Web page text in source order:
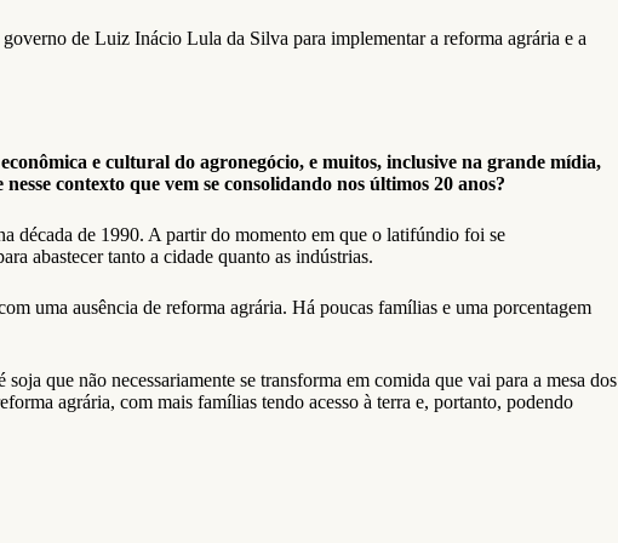
de Luiz Inácio Lula da Silva para implementar a reforma agrária e a
e cultural do agronegócio, e muitos, inclusive na grande mídia,
contexto que vem se consolidando nos últimos 20 anos?
década de 1990. A partir do momento em que o latifúndio foi se
abastecer tanto a cidade quanto as indústrias.
uma ausência de reforma agrária. Há poucas famílias e uma porcentagem
que não necessariamente se transforma em comida que vai para a mesa dos
agrária, com mais famílias tendo acesso à terra e, portanto, podendo